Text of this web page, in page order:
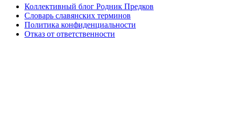
Коллективный блог Родник Предков
Словарь славянских терминов
Политика конфиденциальности
Отказ от ответственности